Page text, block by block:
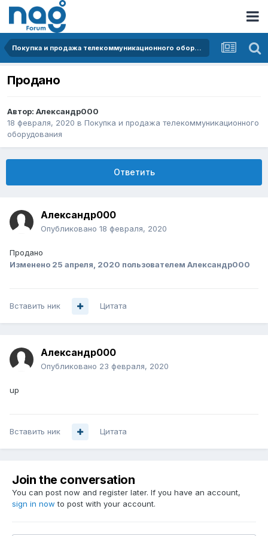
Покупка и продажа телекоммуникационного оборудования
Продано
Автор: Александр000
18 февраля, 2020 в Покупка и продажа телекоммуникационного
оборудования
Ответить
Александр000
Опубликовано 18 февраля, 2020
Продано
Изменено 25 апреля, 2020 пользователем Александр000
Вставить ник Цитата
Александр000
Опубликовано 23 февраля, 2020
up
Вставить ник Цитата
Join the conversation
You can post now and register later. If you have an account,
sign in now to post with your account.